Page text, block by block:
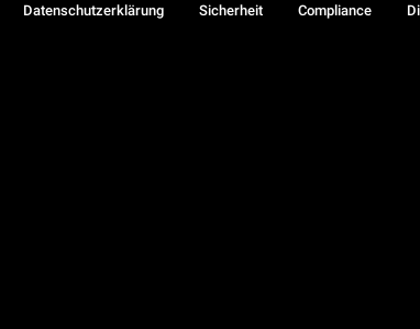
Datenschutzerklärung Sicherheit Compliance